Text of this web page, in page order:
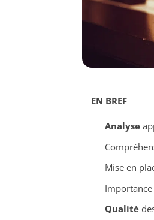
EN BREF
Analyse
Mise en
Importance
Qualité